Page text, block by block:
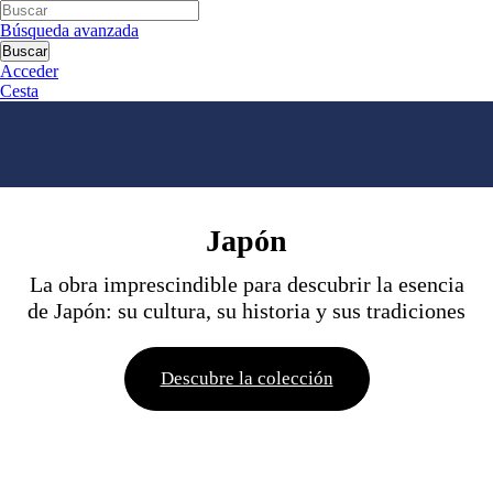
Búsqueda avanzada
Buscar
Acceder
Cesta
Japón
La obra imprescindible para descubrir la esencia
de Japón: su cultura, su historia y sus tradiciones
Descubre la colección